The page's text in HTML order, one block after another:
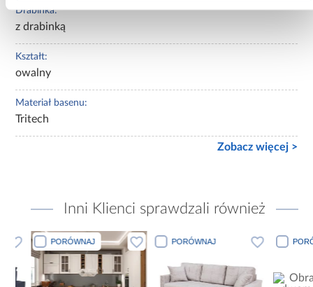
Drabinka:
z drabinką
Kształt:
owalny
Materiał basenu:
Tritech
Zobacz więcej >
Inni Klienci sprawdzali również
PORÓWNAJ PORÓWNAJ